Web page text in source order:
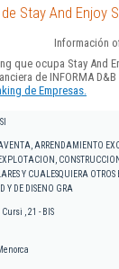
Stay And Enjoy
Información
que ocupa Stay And
de INFORMA D&B
de Empresas.
ARRENDAMIENTO
Y CUALESQUIERA
Y DE DISENO GRA
, 21 - BIS